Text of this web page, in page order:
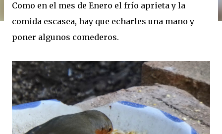
Como en el mes de Enero el frío aprieta y la
comida escasea, hay que echarles una mano y
poner algunos comederos.